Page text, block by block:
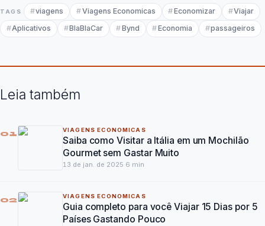
TAGS viagens Viagens Economicas Economizar
Viajar
Aplicativos
BlaBlaCar Bynd Economia passageiros
Leia também
01 VIAGENS ECONOMICAS
Saiba como Visitar a Itália em um Mochilão
Gourmet sem Gastar Muito
13 de jan. de 2025 6 min
02 VIAGENS ECONOMICAS
Guia completo para você Viajar 15 Dias por 5
Países Gastando Pouco